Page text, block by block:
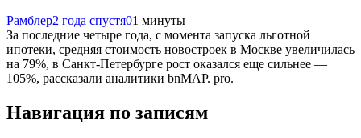
Рамблер2 года спустя01 минуты
За последние четыре года, с момента запуска льготной
ипотеки, средняя стоимость новостроек в Москве увеличилась
на 79%, в Санкт-Петербурге рост оказался еще сильнее —
105%, рассказали аналитики bnMAP. pro.
Навигация по записям